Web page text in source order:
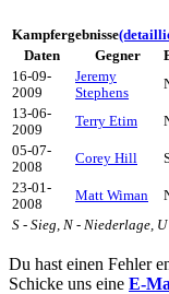
Kampfergebnisse
Daten
Gegner
16-09-
2009
Jeremy
Stephens
13-06-
2009
Terry Etim
05-07-
2008
Corey Hill
23-01-
2008
Matt Wiman
S - Sieg, N - Niederlage,
Du hast einen Fehler
Schicke uns eine E-